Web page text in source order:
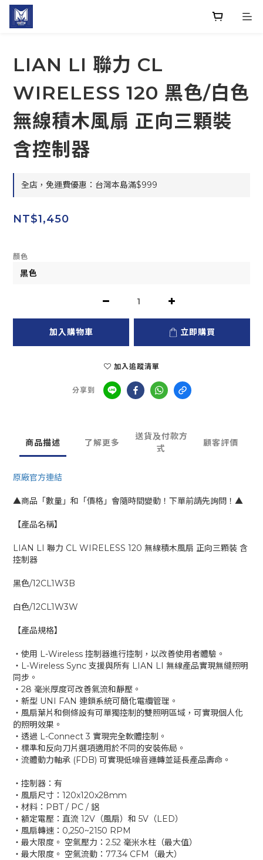
LIAN LI 聯力 CL
WIRELESS 120 黑色/白色
無線積木風扇 正向三顆裝
含控制器
全店，免運費優惠：台灣本島滿$999
NT$1,450
顏色
加入購物車 立即購買
加入追蹤清單
分享到
商品描述 了解更多
送貨及付款方
式
顧客評價
原廠官方連結
▲商品「數量」和「價格」會隨時間變動！下單前請先詢問！▲
【產品名稱】
LIAN LI 聯力 CL WIRELESS 120 無線積木風扇 正向三顆裝 含
控制器
黑色/12CL1W3B
白色/12CL1W3W
【產品規格】
‧使用 L-Wireless 控制器進行控制，以改善使用者體驗。
‧L-Wireless Sync 支援與所有 LIAN LI 無線產品實現無縫照明
同步。
‧28 毫米厚度可改善氣流和靜壓。
‧新型 UNI FAN 連鎖系統可簡化電纜管理。
‧風扇葉片和側條設有可單獨控制的雙照明區域，可實現個人化
的照明效果。
‧透過 L-Connect 3 實現完全軟體控制。
‧標準和反向刀片選項適用於不同的安裝佈局。
‧流體動力軸承 (FDB) 可實現低噪音運轉並延長產品壽命。
‧控制器：有
‧風扇尺寸：120x120x28mm
‧材料：PBT / PC / 鋁
‧額定電壓：直流 12V（風扇）和 5V（LED）
‧風扇轉速：0,250~2150 RPM
‧最大限度。 空氣壓力：2.52 毫米水柱（最大值）
‧最大限度。 空氣流動：77.34 CFM（最大）